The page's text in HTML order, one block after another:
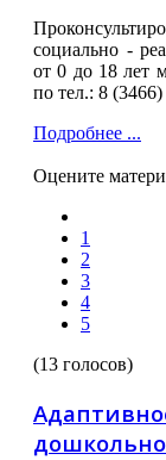
социально -
от 0 до 18 лет
по тел.: 8
Подробнее ...
Оцените
1
2
3
4
5
(13 голосов)